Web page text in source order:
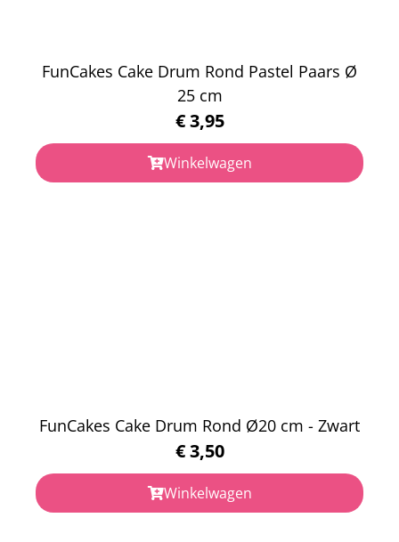
FunCakes Cake Drum Rond Pastel Paars Ø
25 cm
€3,95
Winkelwagen
FunCakes Cake Drum Rond Ø20 cm - Zwart
€3,50
Winkelwagen